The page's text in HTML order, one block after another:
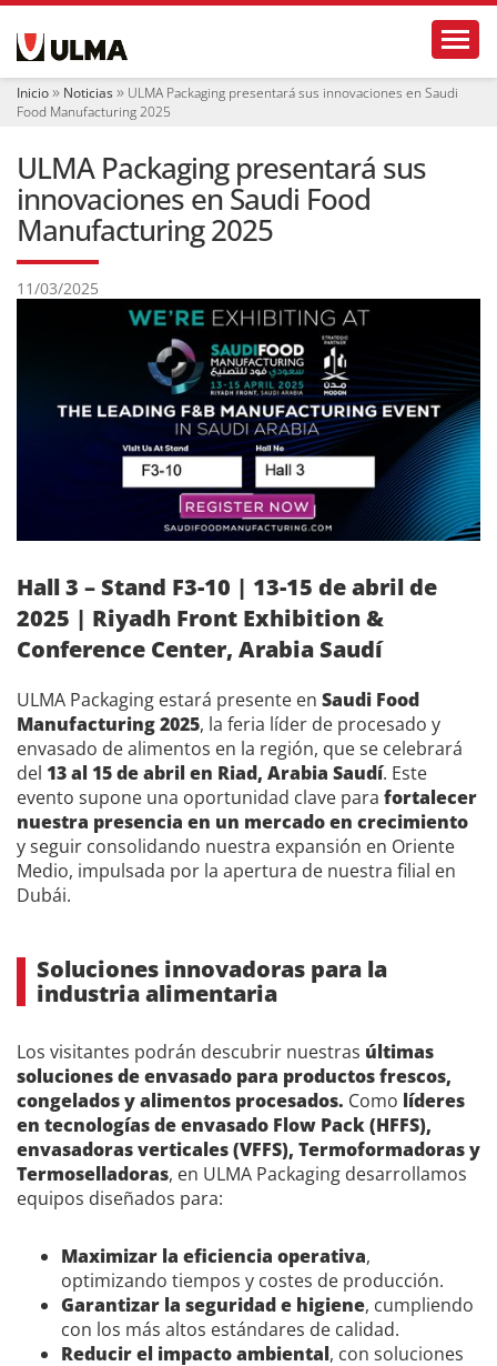
e Inicio Noticias
ULMA Packaging presentará sus innovaciones en Saudi
Food Manufacturing 2025
ULMA Packaging presentará sus
innovaciones en Saudi Food
Manufacturing 2025
11/03/2025
Hall 3 – Stand F3-10 | 13-15 de abril de
2025 | Riyadh Front Exhibition &
Conference Center, Arabia Saudí
ULMA Packaging estará presente en Saudi Food
Manufacturing 2025, la feria líder de procesado y
envasado de alimentos en la región, que se celebrará
del 13 al 15 de abril en Riad, Arabia Saudí. Este
evento supone una oportunidad clave para fortalecer
nuestra presencia en un mercado en crecimiento
y seguir consolidando nuestra expansión en Oriente
Medio, impulsada por la apertura de nuestra filial en
Dubái.
Soluciones innovadoras para la
industria alimentaria
Los visitantes podrán descubrir nuestras últimas
soluciones de envasado para productos frescos,
congelados y alimentos procesados. Como líderes
en tecnologías de envasado Flow Pack (HFFS),
envasadoras verticales (VFFS), Termoformadoras y
Termoselladoras, en ULMA Packaging desarrollamos
equipos diseñados para:
Maximizar la eficiencia operativa,
optimizando tiempos y costes de producción.
Garantizar la seguridad e higiene, cumpliendo
con los más altos estándares de calidad.
Reducir el impacto ambiental, con soluciones